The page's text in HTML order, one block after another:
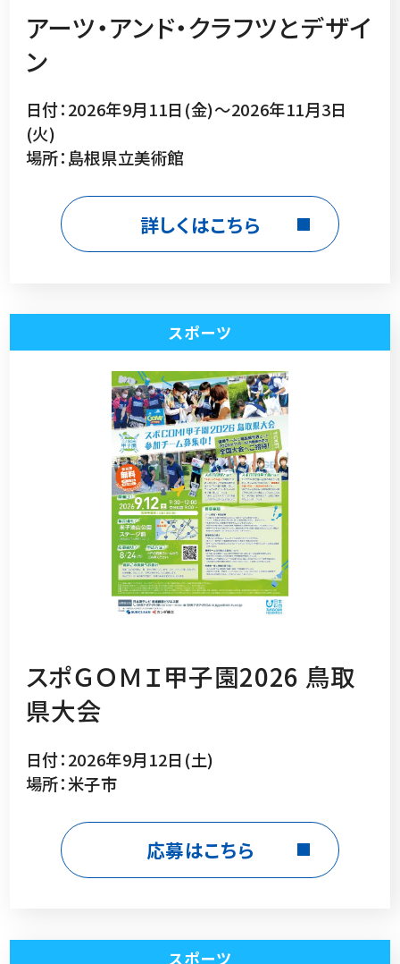
アーツ・アンド・クラフツとデザイ
ン
日付：2026年9月11日(金)～2026年11月3日
(火)
場所：島根県立美術館
詳しくはこちら
スポーツ
スポＧＯＭＩ甲子園2026 鳥取
県大会
日付：2026年9月12日(土)
場所：米子市
応募はこちら
スポーツ